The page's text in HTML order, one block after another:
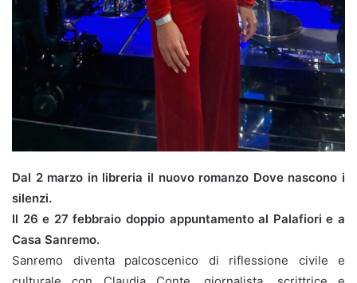
Dal 2 marzo in libreria il nuovo romanzo Dove nascono i
silenzi.
Il 26 e 27 febbraio doppio appuntamento al Palafiori e a
Casa Sanremo.
Sanremo diventa palcoscenico di riflessione civile e